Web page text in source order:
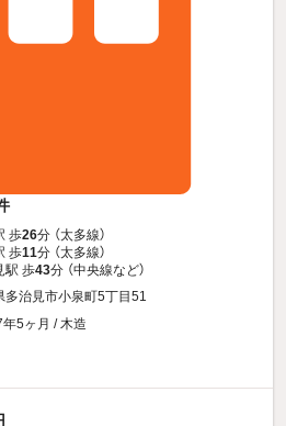
歩26分 （太多線）
歩11分 （太多線）
駅 歩43分 （中央線など）
多治見市小泉町5丁目51
5ヶ月 / 木造